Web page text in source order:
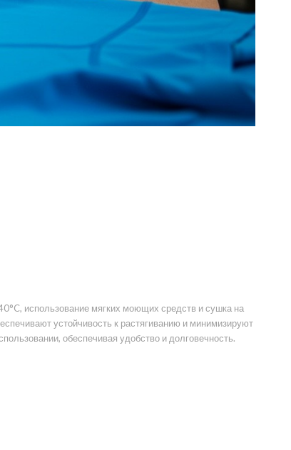
использование мягких моющих средств и сушка на
устойчивость к растягиванию и минимизируют
обеспечивая удобство и долговечность.